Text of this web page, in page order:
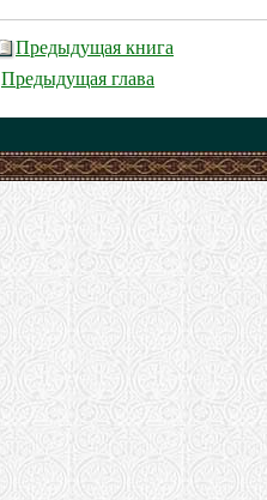
Предыдущая книга
Предыдущая глава